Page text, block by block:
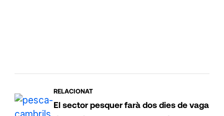
RELACIONAT
El sector pesquer farà dos dies de vaga